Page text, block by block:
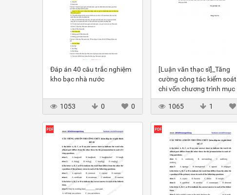
Đáp án 40 câu trắc nghiệm
kho bạc nhà nước
1053 0 0
[Luận văn thạc sĩ]_Tăng
cường công tác kiểm soát
chi vốn chương trình mục
tiêu quốc gia qua Kho bạc
Nhà Nước
1065 1